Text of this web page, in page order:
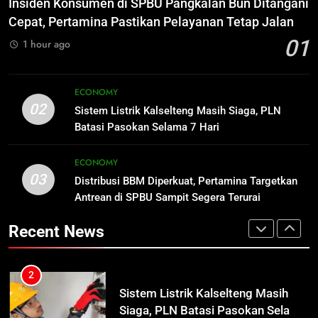
Pertamina Pastikan Pelayanan
ECONOMY
Sistem Listrik Kalselteng Masih
7 Hari
ECONOMY
Pertamina Targetkan Antrean di
SPBU Sampit Segera Terurai
ECONOMY
Dugaan Korupsi Dana Hibah
Pilkada Rp40 Miliar
HUKUM DAN KRIMINAL
Insiden Konsumen di SPBU Pangkalan Bun Ditangani
Cepat, Pertamina Pastikan Pelayanan Tetap Jalan
01
1 hour ago
02
ECONOMY
Sistem Listrik Kalselteng Masih Siaga, PLN
Batasi Pasokan Selama 7 Hari
03
ECONOMY
Distribusi BBM Diperkuat, Pertamina Targetkan
Antrean di SPBU Sampit Segera Terurai
Recent News
Manajemen FEB UPR Cetak
Lulusan Siap Kerja Melalui
Insiden Konsumen di SPBU
Pangkalan Bun Ditangani Cepat,
ECONOMY
2
Sistem Listrik Kalselteng Masih
Siaga, PLN Batasi Pasokan Selama
3
Distribusi BBM Diperkuat,
Pertamina Targetkan Antrean di